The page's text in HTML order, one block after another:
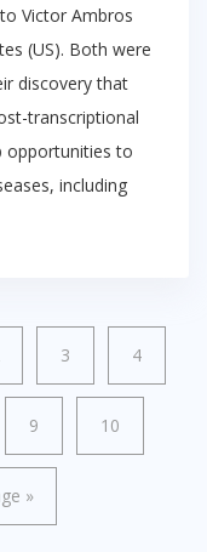
Victor Ambros
(US). Both were
discovery that
transcriptional
opportunities to
including
3 4
9 10
»